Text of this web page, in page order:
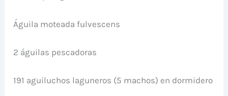
Águila moteada fulvescens
2 águilas pescadoras
191 aguiluchos laguneros (5 machos) en dormidero